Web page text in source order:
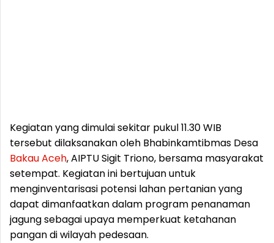
Kegiatan yang dimulai sekitar pukul 11.30 WIB
tersebut dilaksanakan oleh Bhabinkamtibmas Desa
BakauAceh, AIPTU Sigit Triono, bersama masyarakat
setempat. Kegiatan ini bertujuan untuk
menginventarisasi potensi lahan pertanian yang
dapat dimanfaatkan dalam program penanaman
jagung sebagai upaya memperkuat ketahanan
pangan di wilayah pedesaan.